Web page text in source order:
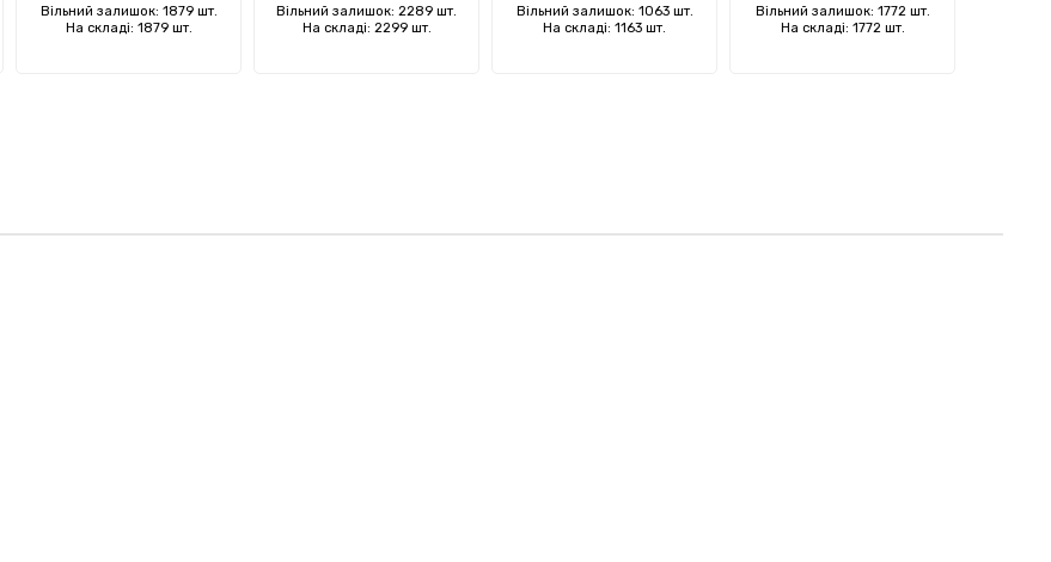
Вільний залишок: 1879 шт.
На складі: 1879 шт.
Вільний залишок: 2289 шт.
На складі: 2299 шт.
Вільний залишок: 1063 шт.
На складі: 1163 шт.
Вільний залишок: 1772 шт.
На складі: 1772 шт.